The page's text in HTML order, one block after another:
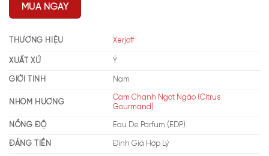
MUA NGAY
THƯƠNG HIỆU Xerjoff
XUẤT XỨ Ý
GIỚI TÍNH Nam
NHÓM HƯƠNG
Cam Chanh Ngọt Ngào (Citrus
Gourmand)
NỒNG ĐỘ Eau De Parfum (EDP)
ĐÁNG TIỀN Định Giá Hợp Lý